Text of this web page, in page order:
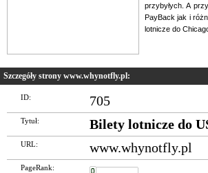
przybyłych. A
PayBack jak i
lotnicze do
Szczegóły strony www.whynotfly.pl:
ID: 705
Tytuł: Bilety lotnicze do
URL: www.whynotfly.pl
PageRank: